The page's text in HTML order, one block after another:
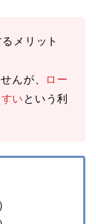
メリット
んが、 ロー
い という利